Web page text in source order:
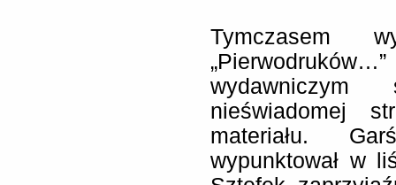
Tymczasem
nieświadomej
materiału.
wypunktował w